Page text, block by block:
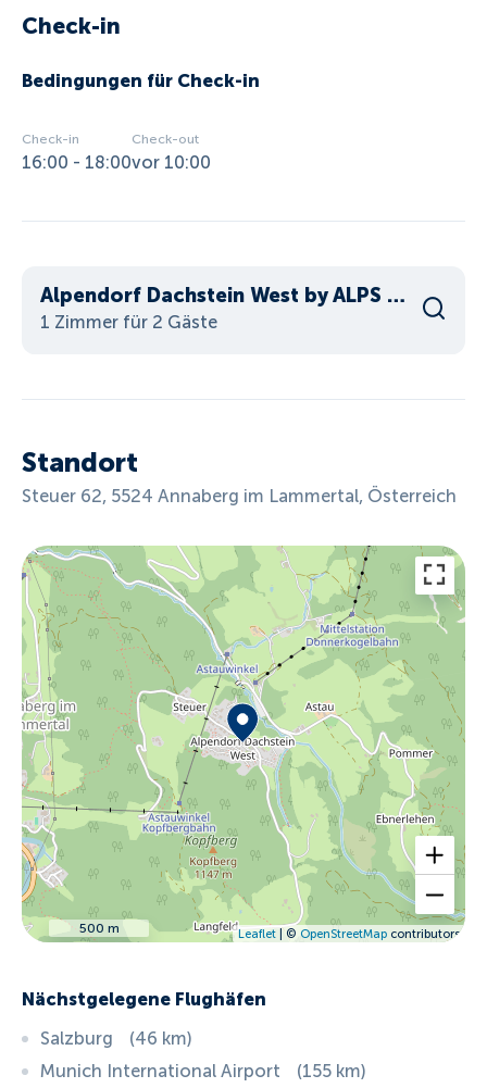
Check-in
Bedingungen für Check-in
Check-in
16:00 - 18:00
Check-out
vor 10:00
Alpendorf Dachstein West by ALPS RESORTS
1 Zimmer für 2 Gäste
Standort
Steuer 62, 5524 Annaberg im Lammertal, Österreich
500 m Leaflet| © OpenStreetMapcontributors
Nächstgelegene Flughäfen
Salzburg
(46 km)
Munich International Airport
(155 km)